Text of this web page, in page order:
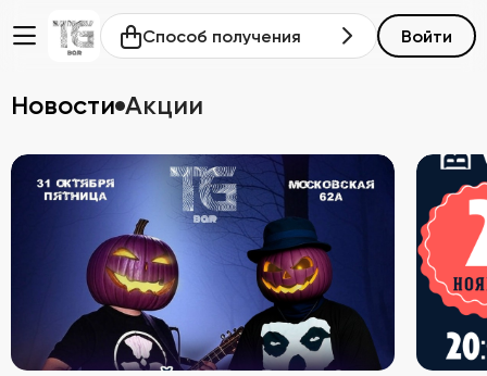
Способ получения Войти
Новости Акции